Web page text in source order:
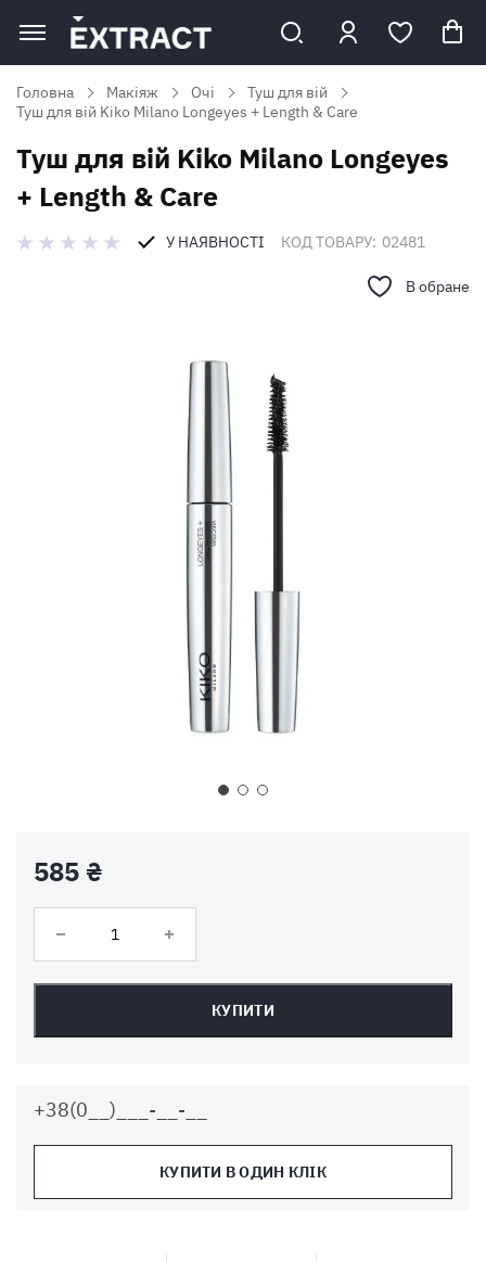
Головна Макіяж Очі
Туш для вій
Туш для вій Kiko Milano Longeyes + Length & Care
585 ₴
КУПИТИ
КУПИТИ В ОДИН КЛІК
Туш для вій Kiko Milano Longeyes
+ Length & Care
У НАЯВНОСТІ КОД ТОВАРУ: 02481
В обране